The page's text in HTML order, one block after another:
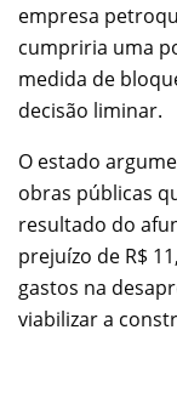
empresa
cumpriria uma
medida de
decisão liminar.
O estado
obras públicas
resultado do
prejuízo de R$
gastos na
viabilizar a